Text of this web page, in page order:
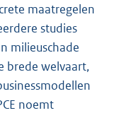
maatregelen
studies
milieuschade
brede welvaart,
noemt